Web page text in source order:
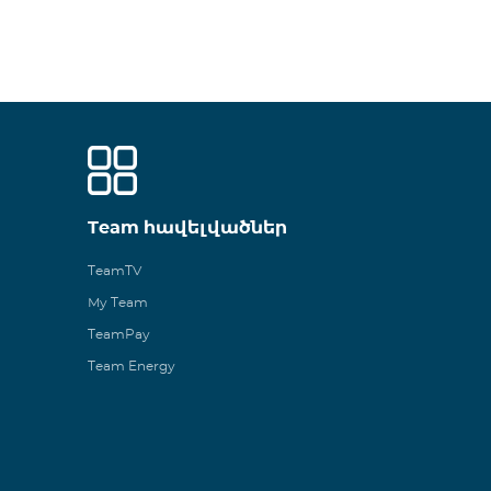
Team հավելվածներ
TeamTV
My Team
TeamPay
Team Energy